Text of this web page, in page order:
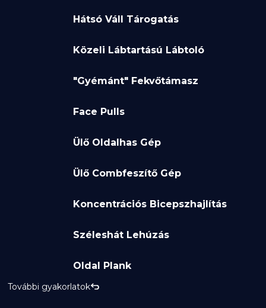
Hátsó Váll Tárogatás
Közeli Lábtartású Lábtoló
"Gyémánt" Fekvőtámasz
Face Pulls
Ülő Oldalhas Gép
Ülő Combfeszítő Gép
Koncentrációs Bicepszhajlítás
Széleshát Lehúzás
Oldal Plank
További gyakorlatok